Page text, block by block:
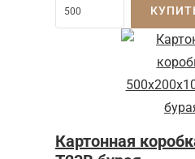
Картонная